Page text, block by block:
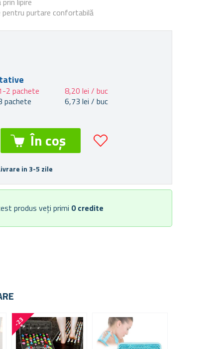
pentru purtare confortabilă
2 pachete
8,20 lei / buc
pachete
6,73 lei / buc
in 3-5 zile
produs veți primi 0 credite
-
2
3
%